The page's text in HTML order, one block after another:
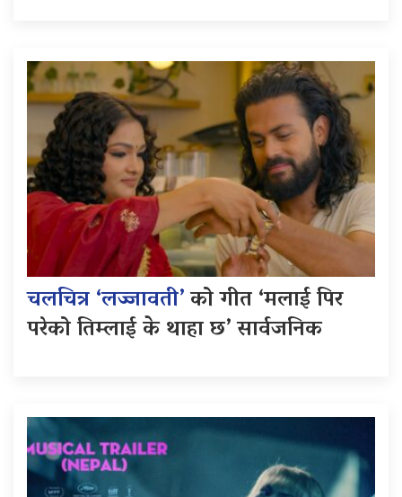
चलचित्र ‘लज्जावती’को गीत ‘मलाई पिर
परेको तिम्लाई के थाहा छ’ सार्वजनिक